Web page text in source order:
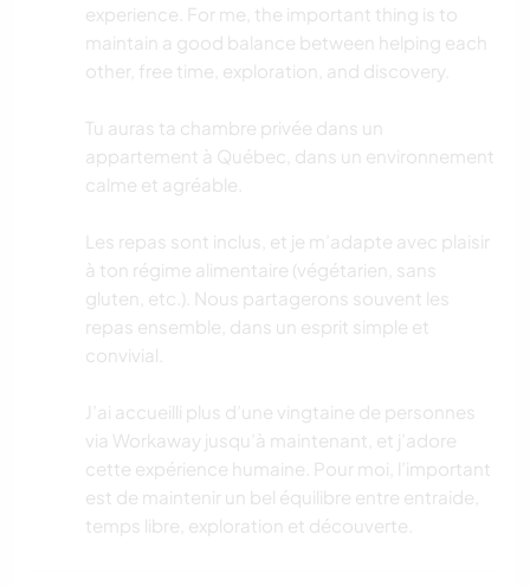
experience. For me, the important thing is to
maintain a good balance between helping each
other, free time, exploration, and discovery.
Tu auras ta chambre privée dans un
appartement à Québec, dans un environnement
calme et agréable.
Les repas sont inclus, et je m’adapte avec plaisir
à ton régime alimentaire (végétarien, sans
gluten, etc.). Nous partagerons souvent les
repas ensemble, dans un esprit simple et
convivial.
J’ai accueilli plus d’une vingtaine de personnes
via Workaway jusqu’à maintenant, et j’adore
cette expérience humaine. Pour moi, l’important
est de maintenir un bel équilibre entre entraide,
temps libre, exploration et découverte.